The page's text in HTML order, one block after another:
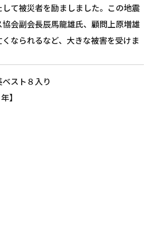
て被災者を励ましました。この地震
会副会長辰馬龍雄氏、顧問上原増雄
なられるなど、大きな被害を受けま
スト８入り
】